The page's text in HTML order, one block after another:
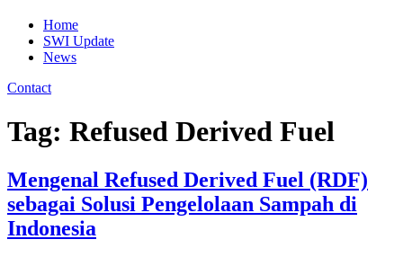
Home
SWI Update
News
Contact
Tag: Refused Derived Fuel
Mengenal Refused Derived Fuel (RDF)
sebagai Solusi Pengelolaan Sampah di
Indonesia